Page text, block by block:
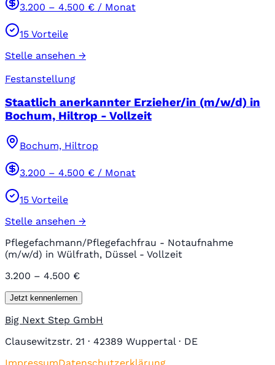
3.200 – 4.500 € / Monat
15 Vorteile
Stelle ansehen →
Festanstellung
Staatlich anerkannter Erzieher/in (m/w/d) in
Bochum, Hiltrop - Vollzeit
Bochum, Hiltrop
3.200 – 4.500 € / Monat
15 Vorteile
Stelle ansehen →
Pflegefachmann/Pflegefachfrau - Notaufnahme
(m/w/d) in Wülfrath, Düssel - Vollzeit
3.200 – 4.500 €
Jetzt kennenlernen
Big Next Step GmbH
Clausewitzstr. 21 · 42389 Wuppertal · DE